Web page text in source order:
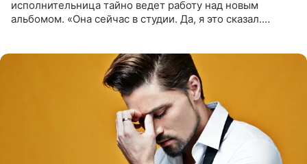
исполнительница тайно ведет работу над новым
альбомом. «Она сейчас в студии. Да, я это сказал.